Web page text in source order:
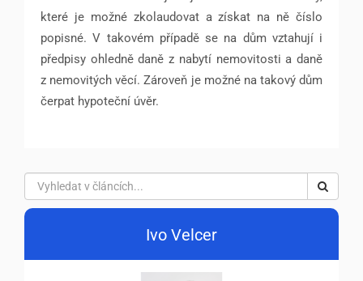
které je možné zkolaudovat a získat na ně číslo
popisné. V takovém případě se na dům vztahují i
předpisy ohledně daně z nabytí nemovitosti a daně
z nemovitých věcí. Zároveň je možné na takový dům
čerpat hypoteční úvěr.
Ivo Velcer